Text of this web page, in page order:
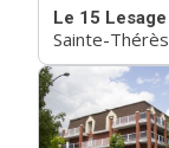
Le 15 Lesage
Sainte-